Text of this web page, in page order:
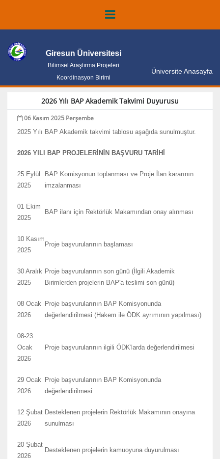
Giresun Üniversitesi
Bilimsel Araştırma Projeleri
Koordinasyon Birimi
Üniversite Anasayfa
2026 Yılı BAP Akademik Takvimi Duyurusu
06 Kasım 2025 Perşembe
2025 Yılı BAP Akademik takvimi tablosu aşağıda sunulmuştur.
2026 YILI BAP PROJELERİNİN BAŞVURU TARİHİ
25 Eylül
2025
BAP Komisyonun toplanması ve Proje İlan kararının
imzalanması
01 Ekim
2025
BAP ilanı için Rektörlük Makamından onay alınması
10 Kasım
2025
Proje başvurularının başlaması
30 Aralık
2025
Proje başvurularının son günü (İlgili Akademik
Birimlerden projelerin BAP'a teslimi son günü)
08 Ocak
2026
Proje başvurularının BAP Komisyonunda
değerlendirilmesi (Hakem ile ÖDK ayrımının yapılması)
08-23
Ocak
2026
Proje başvurularının ilgili ÖDK'larda değerlendirilmesi
29 Ocak
2026
Proje başvurularının BAP Komisyonunda
değerlendirilmesi
12 Şubat
2026
Desteklenen projelerin Rektörlük Makamının onayına
sunulması
20 Şubat
2026
Desteklenen projelerin kamuoyuna duyurulması